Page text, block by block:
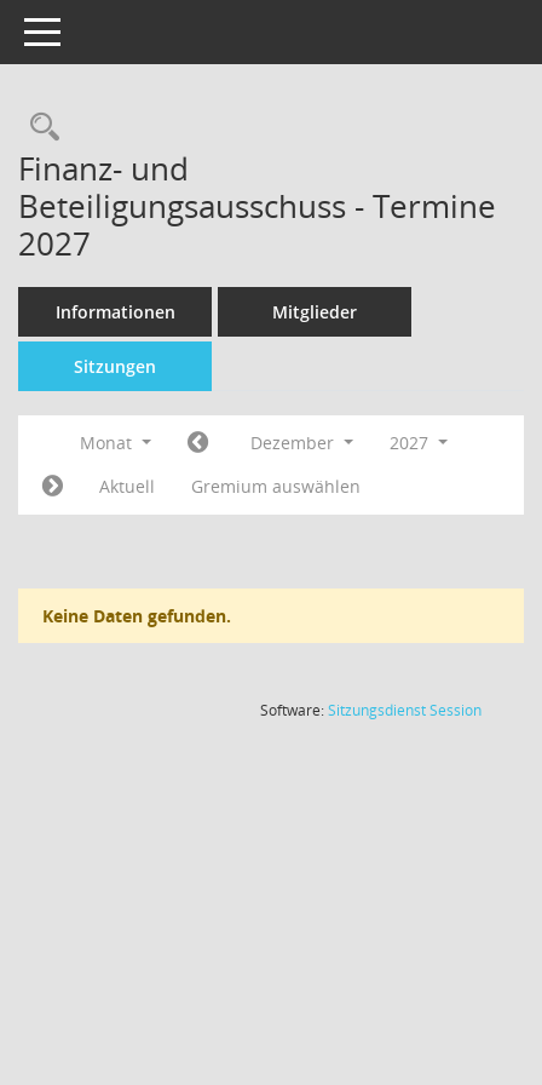
Toggle navigation
Finanz- und
Beteiligungsausschuss - Termine
2027
Informationen Mitglieder
Sitzungen
Monat Dezember
2027
Aktuell
Gremium auswählen
Keine Daten gefunden.
Software:SitzungsdienstSession(Wird in